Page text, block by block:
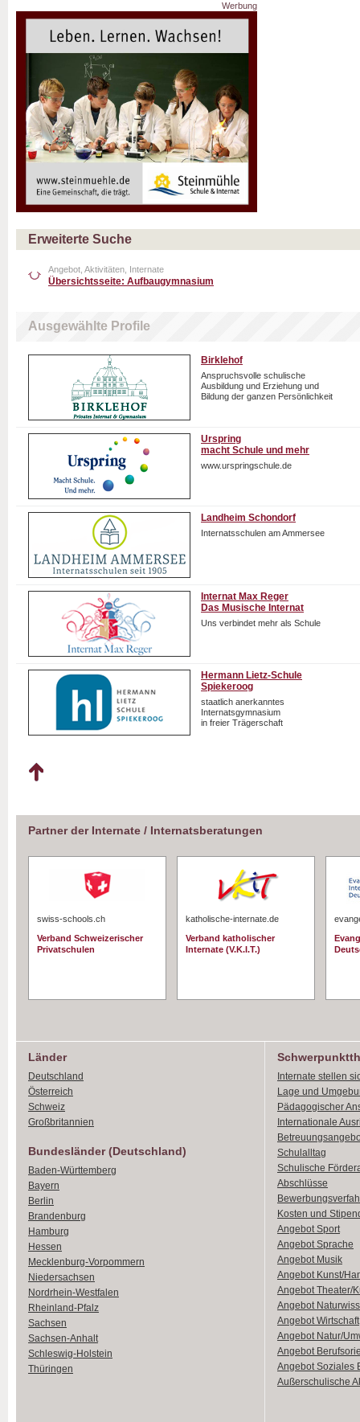
Werbung
Erweiterte Suche
Angebot, Aktivitäten, Internate
Übersichtsseite: Aufbaugymnasium
Ausgewählte Profile
Birklehof
Anspruchsvolle schulische
Ausbildung und Erziehung und
Bildung der ganzen Persönlichkeit
Urspring
macht Schule und mehr
www.urspringschule.de
Landheim Schondorf
Internatsschulen am Ammersee
Internat Max Reger
Das Musische Internat
Uns verbindet mehr als Schule
Hermann Lietz-Schule
Spiekeroog
staatlich anerkanntes
Internatsgymnasium
in freier Trägerschaft
Partner der Internate / Internatsberatungen
swiss-schools.ch
Verband Schweizerischer
Privatschulen
katholische-internate.de
Verband katholischer
Internate (V.K.I.T.)
Länder
Deutschland
Österreich
Schweiz
Großbritannien
Bundesländer (Deutschland)
Baden-Württemberg
Bayern
Berlin
Brandenburg
Hamburg
Hessen
Mecklenburg-Vorpommern
Niedersachsen
Nordrhein-Westfalen
Rheinland-Pfalz
Sachsen
Sachsen-Anhalt
Schleswig-Holstein
Thüringen
Internate stellen
Lage und
Pädagogischer
Internationale
Schulalltag
Schulische
Abschlüsse
Kosten und
Angebot Sport
Angebot Sprache
Angebot Musik
Angebot Kunst/
Angebot Theater/
Angebot
Angebot Wirtschaft
Angebot Natur/
Angebot
Angebot Soziales
Außerschulische